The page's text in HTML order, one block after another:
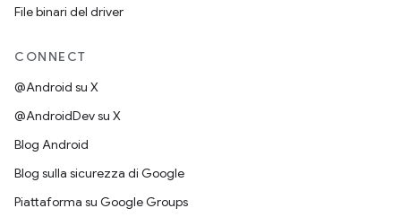
File binari del driver
CONNECT
@Android su X
@AndroidDev su X
Blog Android
Blog sulla sicurezza di Google
Piattaforma su Google Groups